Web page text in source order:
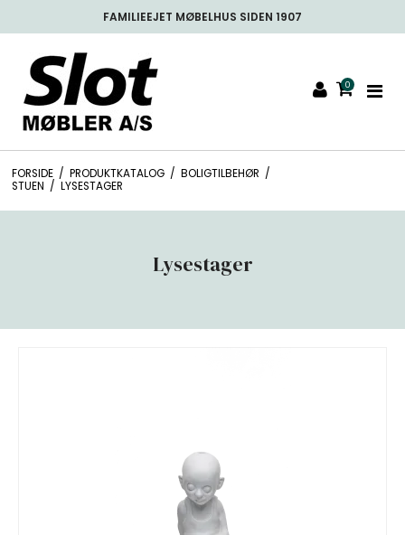
FAMILIEEJET MØBELHUS SIDEN 1907
0
FORSIDE / PRODUKTKATALOG / BOLIGTILBEHØR /
STUEN / LYSESTAGER
Lysestager